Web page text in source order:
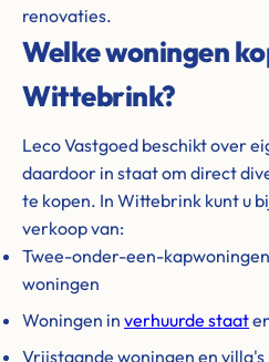
renovaties.
Welke woningen
Wittebrink?
Leco Vastgoed beschikt over
daardoor in staat om direct
te kopen. In Wittebrink kunt u
verkoop van:
Twee-onder-een-
woningen
Woningen in verhuurde staat
Vrijstaande woningen en villa's